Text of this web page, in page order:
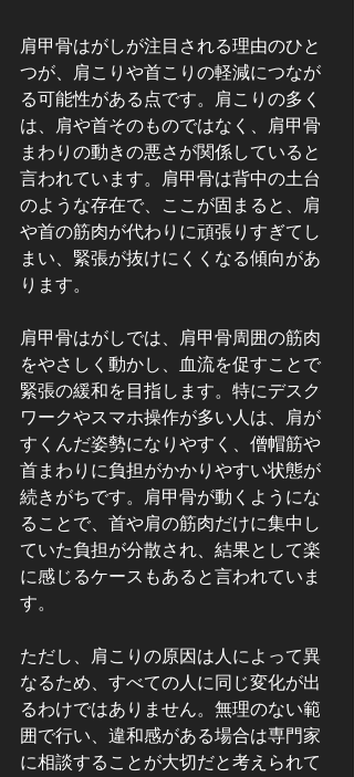
肩甲骨はがしが注目される理由のひと
つが、肩こりや首こりの軽減につなが
る可能性がある点です。肩こりの多く
は、肩や首そのものではなく、肩甲骨
まわりの動きの悪さが関係していると
言われています。肩甲骨は背中の土台
のような存在で、ここが固まると、肩
や首の筋肉が代わりに頑張りすぎてし
まい、緊張が抜けにくくなる傾向があ
ります。
肩甲骨はがしでは、肩甲骨周囲の筋肉
をやさしく動かし、血流を促すことで
緊張の緩和を目指します。特にデスク
ワークやスマホ操作が多い人は、肩が
すくんだ姿勢になりやすく、僧帽筋や
首まわりに負担がかかりやすい状態が
続きがちです。肩甲骨が動くようにな
ることで、首や肩の筋肉だけに集中し
ていた負担が分散され、結果として楽
に感じるケースもあると言われていま
す。
ただし、肩こりの原因は人によって異
なるため、すべての人に同じ変化が出
るわけではありません。無理のない範
囲で行い、違和感がある場合は専門家
に相談することが大切だと考えられて